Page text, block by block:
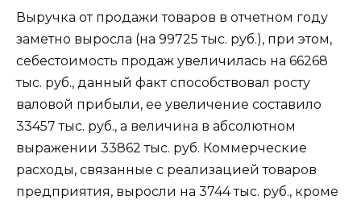
Выручка от продажи товаров в отчетном году
заметно выросла (на 99725 тыс. руб.), при этом,
себестоимость продаж увеличилась на 66268
тыс. руб., данный факт способствовал росту
валовой прибыли, ее увеличение составило
33457 тыс. руб., а величина в абсолютном
выражении 33862 тыс. руб. Коммерческие
расходы, связанные с реализацией товаров
предприятия, выросли на 3744 тыс. руб., кроме